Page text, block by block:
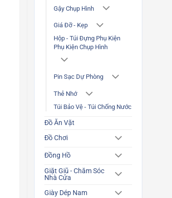
Gậy Chụp Hình
Giá Đỡ - Kẹp
Hộp - Túi Đựng Phụ Kiện
Phụ Kiện Chụp Hình
Pin Sạc Dự Phòng
Thẻ Nhớ
Túi Bảo Vệ - Túi Chống Nước
Đồ Ăn Vặt
Đồ Chơi
Đồng Hồ
Giặt Giũ - Chăm Sóc
Nhà Cửa
Giày Dép Nam